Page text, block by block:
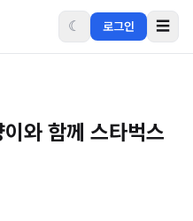
☾ 로그인 ☰
와 함께 스타벅스